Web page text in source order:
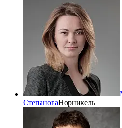
СтепановаНорникель